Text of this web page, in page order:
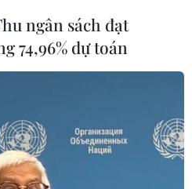
MỤC
bụi, mùi
tâm Điện lực
ngân sách đạt
74,96% dự toán